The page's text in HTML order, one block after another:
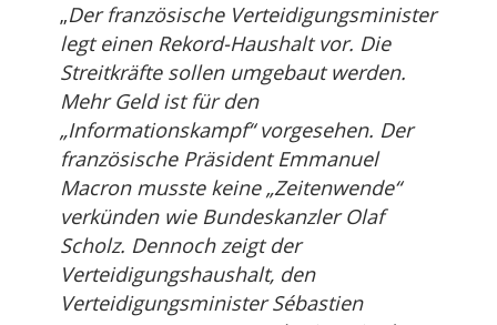
„Der französische Verteidigungsminister
legt einen Rekord-Haushalt vor. Die
Streitkräfte sollen umgebaut werden.
Mehr Geld ist für den
„Informationskampf“ vorgesehen. Der
französische Präsident Emmanuel
Macron musste keine „Zeitenwende“
verkünden wie Bundeskanzler Olaf
Scholz. Dennoch zeigt der
Verteidigungshaushalt, den
Verteidigungsminister Sébastien